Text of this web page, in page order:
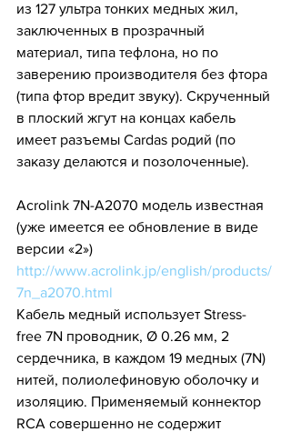
из 127 ультра тонких медных жил,
заключенных в прозрачный
материал, типа тефлона, но по
заверению производителя без фтора
(типа фтор вредит звуку). Скрученный
в плоский жгут на концах кабель
имеет разъемы Cardas родий (по
заказу делаются и позолоченные).
Acrolink 7N-A2070 модель известная
(уже имеется ее обновление в виде
версии «2»)
http://www.acrolink.jp/english/products/
7n_a2070.html
Кабель медный использует Stress-
free 7N проводник, Ø 0.26 мм, 2
сердечника, в каждом 19 медных (7N)
нитей, полиолефиновую оболочку и
изоляцию. Применяемый коннектор
RCA совершенно не содержит